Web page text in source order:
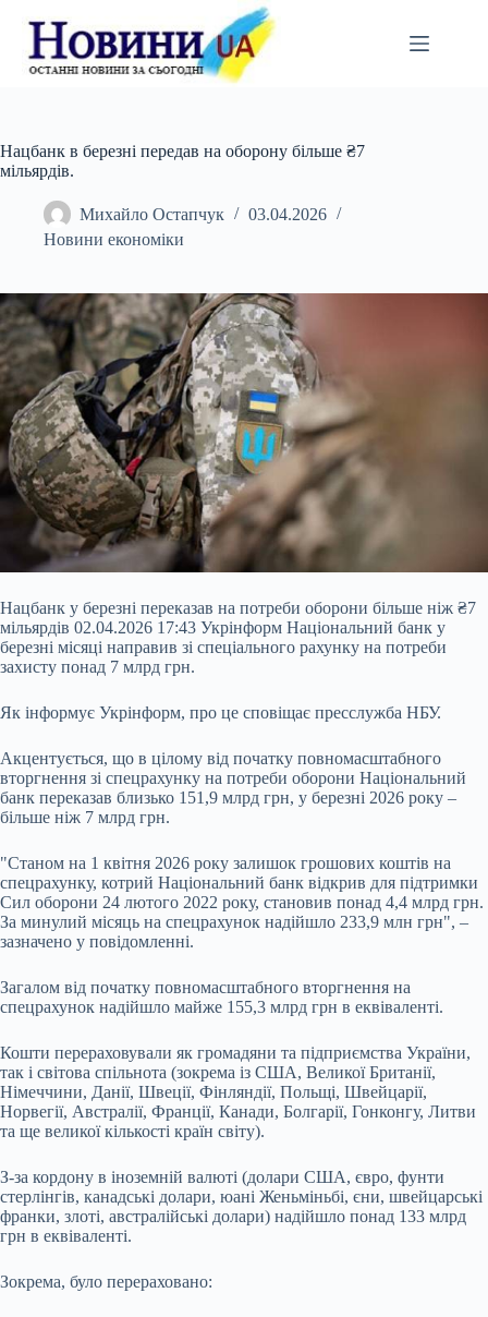
вмісту
Нацбанк в березні передав на оборону більше ₴7
мільярдів.
Михайло Остапчук
03.04.2026
Новини економіки
Нацбанк у березні переказав на потреби оборони більше ніж ₴7
мільярдів 02.04.2026 17:43 Укрінформ Національний банк у
березні місяці направив зі спеціального рахунку на потреби
захисту понад 7 млрд грн.
Як інформує Укрінформ, про це сповіщає пресслужба НБУ.
Акцентується, що в цілому від початку повномасштабного
вторгнення зі спецрахунку на потреби оборони Національний
банк переказав близько 151,9 млрд грн, у березні 2026 року –
більше ніж 7 млрд грн.
"Станом на 1 квітня 2026 року залишок грошових коштів на
спецрахунку, котрий Національний банк відкрив для підтримки
Сил оборони 24 лютого 2022 року, становив понад 4,4 млрд грн.
За минулий місяць на спецрахунок надійшло 233,9 млн грн", –
зазначено у повідомленні.
Загалом від початку повномасштабного вторгнення на
спецрахунок надійшло майже 155,3 млрд грн в еквіваленті.
Кошти перераховували як громадяни та підприємства України,
так і світова спільнота (зокрема із США, Великої Британії,
Німеччини, Данії, Швеції, Фінляндії, Польщі, Швейцарії,
Норвегії, Австралії, Франції, Канади, Болгарії, Гонконгу, Литви
та ще великої кількості країн світу).
З-за кордону в іноземній валюті (долари США, євро, фунти
стерлінгів, канадські долари, юані Женьміньбі, єни, швейцарські
франки, злоті, австралійські долари) надійшло понад 133 млрд
грн в еквіваленті.
Зокрема, було перераховано: